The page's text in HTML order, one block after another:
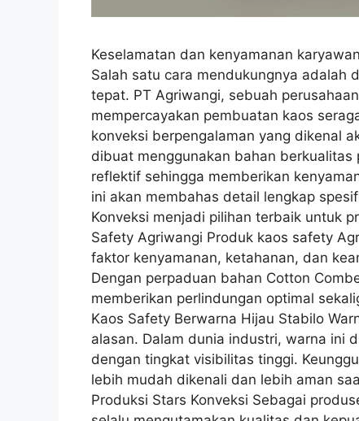
Keselamatan dan kenyamanan
Salah satu cara mendukungnya adalah
tepat. PT Agriwangi, sebuah
mempercayakan pembuatan kaos
konveksi berpengalaman yang dikenal
dibuat menggunakan bahan
reflektif sehingga memberikan
ini akan membahas detail lengkap
Konveksi menjadi pilihan terbaik untuk
Safety Agriwangi Produk kaos safety
faktor kenyamanan, ketahanan, dan
Dengan perpaduan bahan Cotton
memberikan perlindungan optimal
Kaos Safety Berwarna Hijau Stabilo
alasan. Dalam dunia industri, warna ini
dengan tingkat visibilitas tinggi.
lebih mudah dikenali dan lebih aman
Produksi Stars Konveksi Sebagai